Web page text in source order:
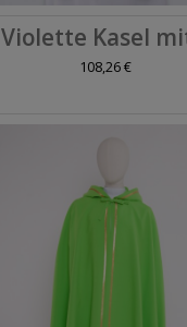
Violette Kasel
108,26 €